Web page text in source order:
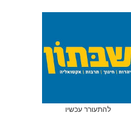
להתעורר עכשיו